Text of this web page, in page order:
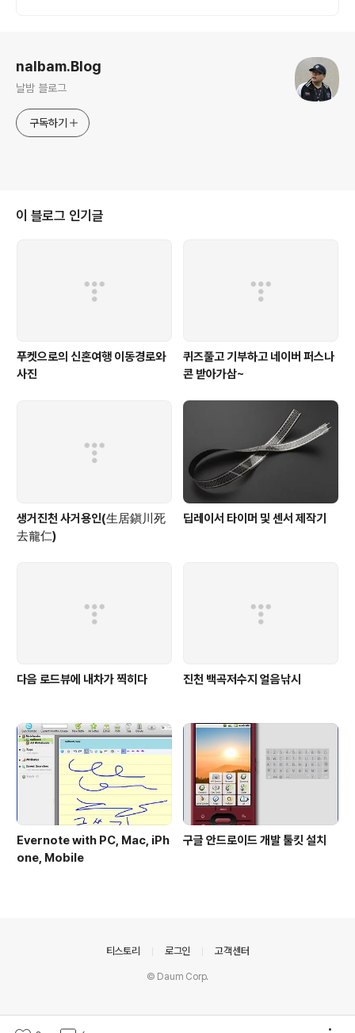
nalbam.Blog
날밤 블로그
구독하기
이 블로그 인기글
푸켓으로의 신혼여행 이동경로와
사진
퀴즈풀고 기부하고 네이버 퍼스나
콘 받아가삼~
생거진천 사거용인(生居鎭川死
去龍仁)
딥레이서 타이머 및 센서 제작기
다음 로드뷰에 내차가 찍히다 진천 백곡저수지 얼음낚시
Evernote with PC, Mac, iPh
one, Mobile
구글 안드로이드 개발 툴킷 설치
티스토리 로그인 고객센터
© Daum Corp.